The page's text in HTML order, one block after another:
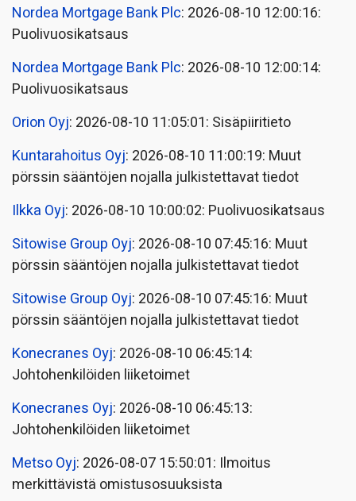
Nordea Mortgage Bank Plc: 2026-08-10 12:00:16:
Puolivuosikatsaus
Nordea Mortgage Bank Plc: 2026-08-10 12:00:14:
Puolivuosikatsaus
Orion Oyj: 2026-08-10 11:05:01: Sisäpiiritieto
Kuntarahoitus Oyj: 2026-08-10 11:00:19: Muut
pörssin sääntöjen nojalla julkistettavat tiedot
Ilkka Oyj: 2026-08-10 10:00:02: Puolivuosikatsaus
Sitowise Group Oyj: 2026-08-10 07:45:16: Muut
pörssin sääntöjen nojalla julkistettavat tiedot
Sitowise Group Oyj: 2026-08-10 07:45:16: Muut
pörssin sääntöjen nojalla julkistettavat tiedot
Konecranes Oyj: 2026-08-10 06:45:14:
Johtohenkilöiden liiketoimet
Konecranes Oyj: 2026-08-10 06:45:13:
Johtohenkilöiden liiketoimet
Metso Oyj: 2026-08-07 15:50:01: Ilmoitus
merkittävistä omistusosuuksista